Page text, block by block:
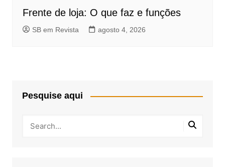
Frente de loja: O que faz e funções
SB em Revista agosto 4, 2026
Pesquise aqui